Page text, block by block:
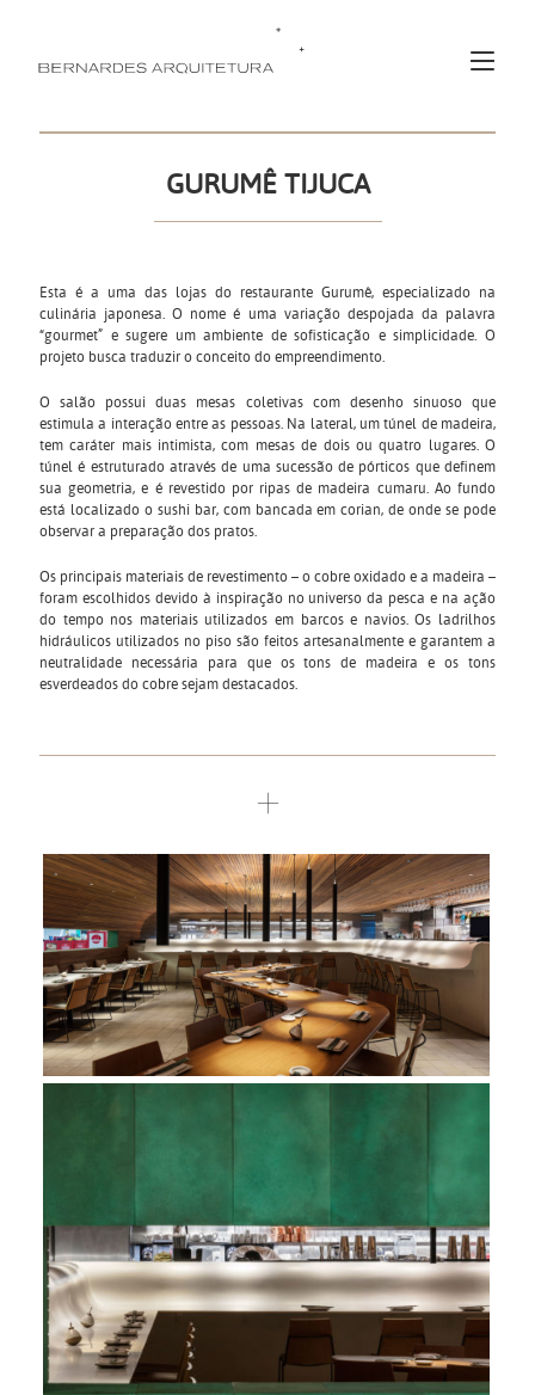
GURUMÊ TIJUCA
Esta é a uma das lojas do restaurante Gurumê, especializado na
culinária japonesa. O nome é uma variação despojada da palavra
“gourmet” e sugere um ambiente de sofisticação e simplicidade. O
projeto busca traduzir o conceito do empreendimento.
O salão possui duas mesas coletivas com desenho sinuoso que
estimula a interação entre as pessoas. Na lateral, um túnel de madeira,
tem caráter mais intimista, com mesas de dois ou quatro lugares. O
túnel é estruturado através de uma sucessão de pórticos que definem
sua geometria, e é revestido por ripas de madeira cumaru. Ao fundo
está localizado o sushi bar, com bancada em corian, de onde se pode
observar a preparação dos pratos.
Os principais materiais de revestimento – o cobre oxidado e a madeira –
foram escolhidos devido à inspiração no universo da pesca e na ação
do tempo nos materiais utilizados em barcos e navios. Os ladrilhos
hidráulicos utilizados no piso são feitos artesanalmente e garantem a
neutralidade necessária para que os tons de madeira e os tons
esverdeados do cobre sejam destacados.